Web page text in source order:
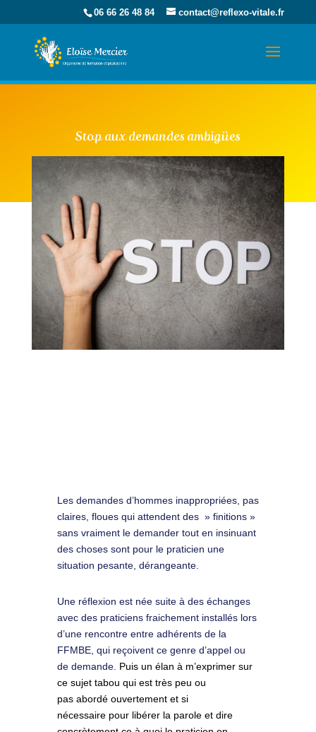
06 66 26 48 84 contact@reflexo-vitale.fr
Stop aux demandes ambigües
Les demandes d’hommes inappropriées, pas
claires, floues qui attendent des » finitions »
sans vraiment le demander tout en insinuant
des choses sont pour le praticien une
situation pesante, dérangeante.
Une réflexion est née suite à des échanges
avec des praticiens fraichement installés lors
d’une rencontre entre adhérents de la
FFMBE, qui reçoivent ce genre d’appel ou
de demande. Puis un élan à m’exprimer sur
ce sujet tabou qui est très peu ou
pas abordé ouvertement et si
nécessaire pour libérer la parole et dire